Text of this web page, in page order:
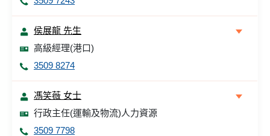
侯展龍 先生
高級經理(港口)
3509 8274
馮笑薇 女士
行政主任(運輸及物流)人力資源
3509 7798